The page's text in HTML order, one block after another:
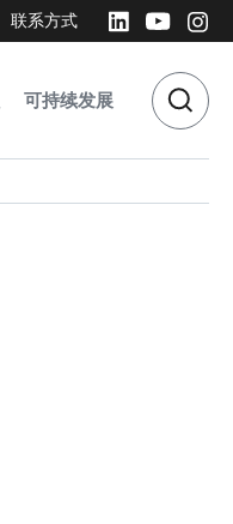
联系方式
可持续发展